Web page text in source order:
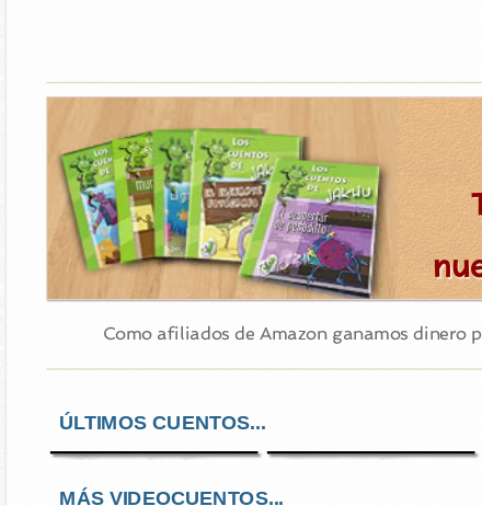
Como afiliados de Amazon ganamos dinero
ÚLTIMOS CUENTOS...
llueve chocolate
MÁS VIDEOCUENTOS...